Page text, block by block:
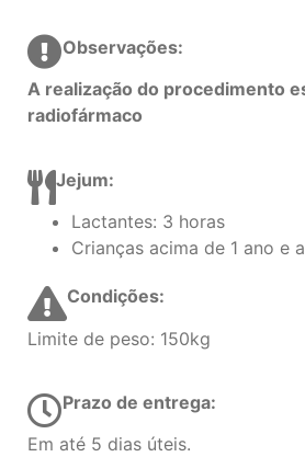
Observações:
A realização do procedimento
radiofármaco
Jejum:
Lactantes: 3 horas
Crianças acima de 1 ano e
Condições:
Limite de peso: 150kg
Prazo de entrega:
Em até 5 dias úteis.